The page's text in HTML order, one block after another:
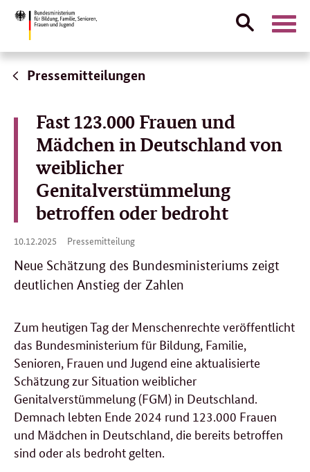
Direktlink:
Suche
Pressemitteilungen
Fast 123.000 Frauen und
Mädchen in Deutschland von
weiblicher
Genitalverstümmelung
betroffen oder bedroht
10.12.2025
10.
2025
Pressemitteilung
Neue Schätzung des Bundesministeriums zeigt
deutlichen Anstieg der Zahlen
Zum heutigen Tag der Menschenrechte veröffentlicht
das Bundesministerium für Bildung, Familie,
Senioren, Frauen und Jugend eine aktualisierte
Schätzung zur Situation weiblicher
Genitalverstümmelung (FGM) in Deutschland.
Demnach lebten Ende 2024 rund 123.000 Frauen
und Mädchen in Deutschland, die bereits betroffen
sind oder als bedroht gelten.